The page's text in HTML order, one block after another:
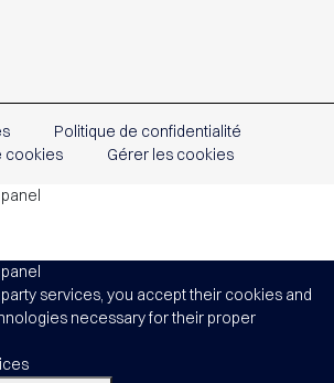
Politique de confidentialité
cookies
Gérer les cookies
services, you accept their cookies and
necessary for their proper